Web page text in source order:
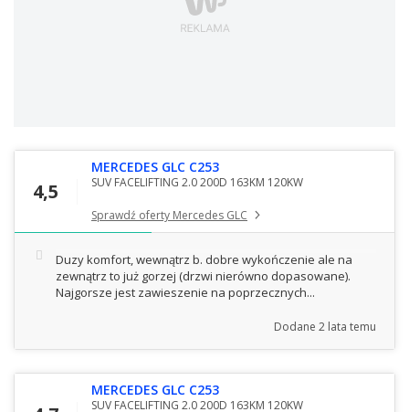
4,5
MERCEDES GLC C253
SUV FACELIFTING 2.0 200D 163KM 120KW
Sprawdź oferty Mercedes GLC
Duzy komfort, wewnątrz b. dobre wykończenie ale na
zewnątrz to już gorzej (drzwi nierówno dopasowane).
Najgorsze jest zawieszenie na poprzecznych...
Dodane 2 lata temu
MERCEDES GLC C253
SUV FACELIFTING 2.0 200D 163KM 120KW